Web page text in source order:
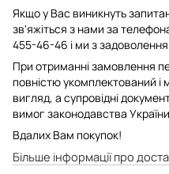
Якщо у Вас виникнуть
зв'яжіться з нами за
455-46-46 і ми з
При отриманні замовлення
повністю укомплектований і
вигляд, а супровідні
вимог законодавства
Вдалих Вам покупок!
Більше інформації про